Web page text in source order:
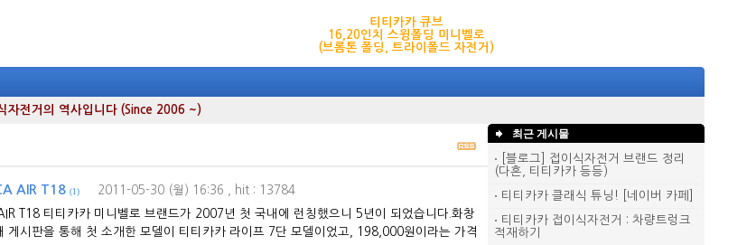
티티카카 큐브
16,20인치 스윙폴딩 미니벨로
(브롬톤 폴딩, 트라이폴드 자전거)
자전거의 역사입니다 (Since 2006 ~)
AIR T18 (1) 2011-05-30 (월) 16:36 , hit : 13784
T18 티티카카 미니벨로 브랜드가 2007년 첫 국내에 런칭했으니 5년이 되었습니다.화창
시판을 통해 첫 소개한 모델이 티티카카 라이프 7단 모델이었고, 198,000원이라는 가격
최근 게시물
[블로그] 접이식자전거 브랜드 정리
(다혼, 티티카카 등등)
티티카카 클래식 튜닝! [네이버 카페]
티티카카 접이식자전거 : 차량트렁크
적재하기